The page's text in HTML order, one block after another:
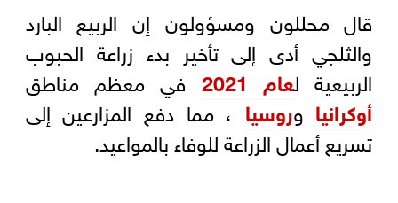
قال محللون ومسؤولون إن الربيع البارد
والثلجي أدى إلى تأخير بدء زراعة الحبوب
الربيعية لعام 2021 في معظم مناطق
أوكرانيا وروسيا ، مما دفع المزارعين إلى
تسريع أعمال الزراعة للوفاء بالمواعيد.